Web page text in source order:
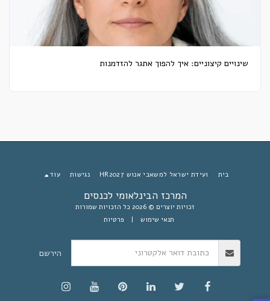
שינויים קיצוניים: איך להפוך אתגר להזדמנות
המרכז הבינלאומי לכנסים
זכויות יוצרים © 2026 כל הזכויות שמורות
תנאי שימוש | פרטיות
בית ועידת ישראל למשאבי אנוש HR2027 נגישות עוד
הירשם